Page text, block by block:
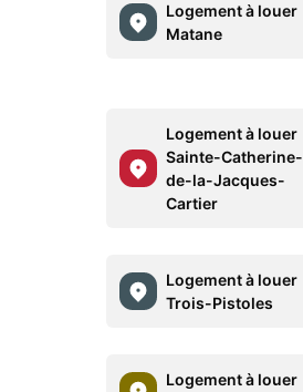
Logement à louer
Matane
Logement à louer
Sainte-Catherine-
de-la-Jacques-
Cartier
Logement à louer
Trois-Pistoles
Logement à louer